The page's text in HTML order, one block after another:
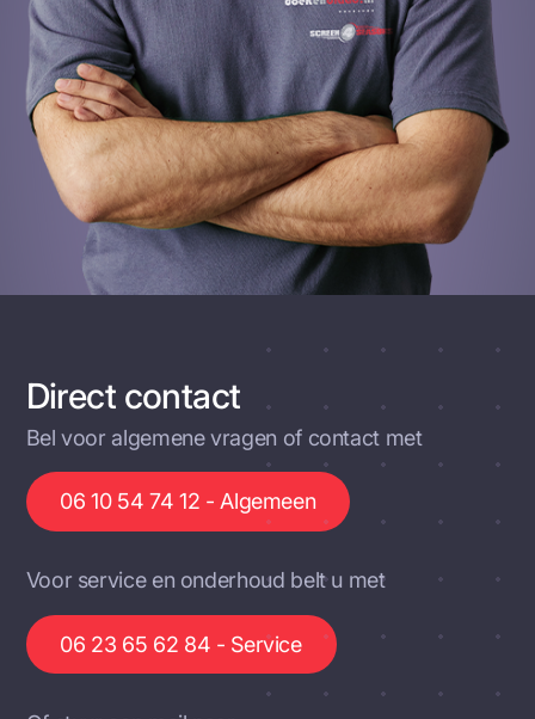
Direct contact
Bel voor algemene vragen of contact met
06 10 54 74 12 - Algemeen
Voor service en onderhoud belt u met
06 23 65 62 84 - Service